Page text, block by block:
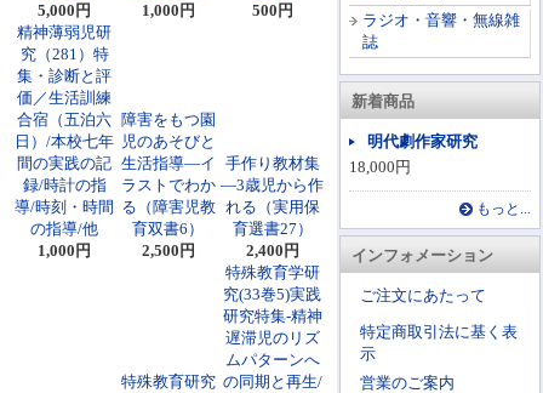
ラジオ・音響・無線雑
誌
新着商品
明代劇作家研究
18,000円
もっと...
インフォメーション
ご注文にあたって
特定商取引法に基く表
示
営業のご案内
5,000円
1,000円
500円
精神薄弱児研
究（281）特
集・診断と評
価／生活訓練
合宿（五泊六
日）/本校七年
間の実践の記
録/時計の指
導/時刻・時間
の指導/他
1,000円
障害をもつ園
児のあそびと
生活指導―イ
ラストでわか
る（障害児教
育双書6）
2,500円
手作り教材集
―3歳児から作
れる（実用保
育選書27）
2,400円
特殊教育研究
特殊教育学研
究(33巻5)実践
研究特集-精神
遅滞児のリズ
ムパターンへ
の同期と再生/